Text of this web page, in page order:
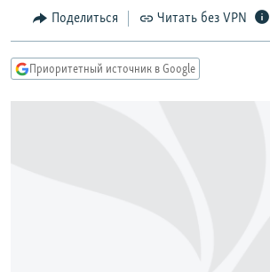
главной
навигации
Вернутся
КУЛЬТУРА
IDEL.РЕАЛИИ
КАВКАЗ.РЕАЛИИ
Поделиться Читать без VPN
Приоритетный источник в Google